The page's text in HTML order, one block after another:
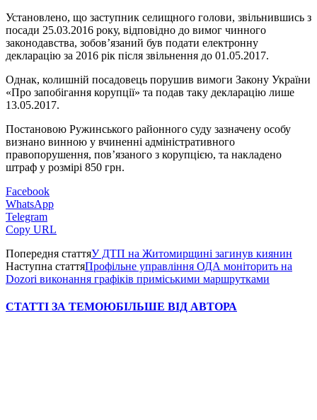
Установлено, що заступник селищного голови, звільнившись з
посади 25.03.2016 року, відповідно до вимог чинного
законодавства, зобов’язаний був подати електронну
декларацію за 2016 рік після звільнення до 01.05.2017.
Однак, колишній посадовець порушив вимоги Закону України
«Про запобігання корупції» та подав таку декларацію лише
13.05.2017.
Постановою Ружинського районного суду зазначену особу
визнано винною у вчиненні адміністративного
правопорушення, пов’язаного з корупцією, та накладено
штраф у розмірі 850 грн.
Facebook
WhatsApp
Telegram
Copy URL
Попередня статтяУ ДТП на Житомирщині загинув киянин
Наступна статтяПрофільне управління ОДА моніторить на
Dozori виконання графіків приміськими маршрутками
СТАТТІ ЗА ТЕМОЮБІЛЬШЕ ВІД АВТОРА